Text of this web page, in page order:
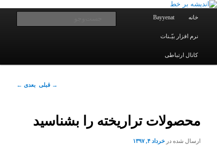
پرش
محتوای
یادداشتهای یک معلم در باب زندگی، اخلاق، اخبار، علم و سیاست
خانه Bayyenat
نرم افزار بیّـنات
کانال ارتباطی
ناوبری
→ قبلی بعدی ←
محصولات تراریخته را بشناسید
ارسال شده درخرداد ۴, ۱۳۹۷